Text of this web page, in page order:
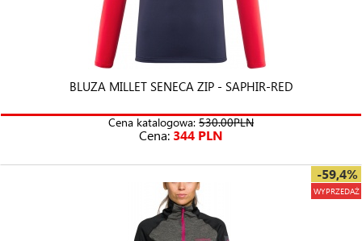
BLUZA MILLET SENECA ZIP - SAPHIR-RED
Cena katalogowa: 530.00PLN
Cena: 344 PLN
-59,4%
WYPRZEDAŻ